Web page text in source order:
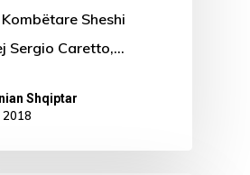
Sheshi
Sergio Caretto,…
Shqiptar
2018